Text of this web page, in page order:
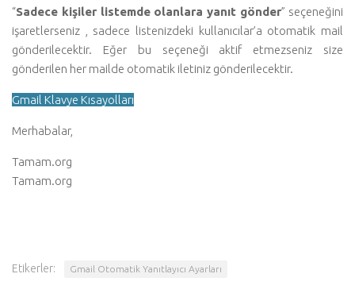
“Sadece kişiler listemde olanlara yanıt gönder” seçeneğini
işaretlerseniz , sadece listenizdeki kullanıcılar’a otomatik mail
gönderilecektir. Eğer bu seçeneği aktif etmezseniz size
gönderilen her mailde otomatik iletiniz gönderilecektir.
Gmail Klavye Kısayolları
Merhabalar,
Tamam.org
Tamam.org
Etikerler: Gmail Otomatik Yanıtlayıcı Ayarları